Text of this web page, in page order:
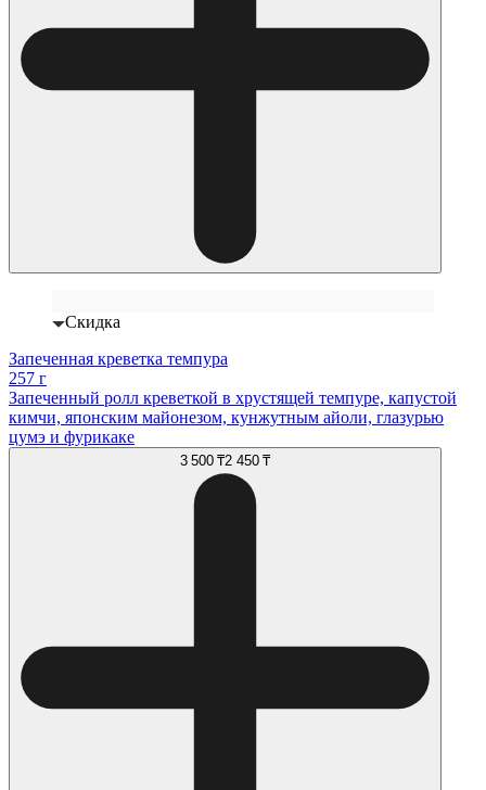
Скидка
Запеченная креветка темпура
257 г
Запеченный ролл креветкой в хрустящей темпуре, капустой
кимчи, японским майонезом, кунжутным айоли, глазурью
цумэ и фурикаке
3 500 ₸2 450 ₸